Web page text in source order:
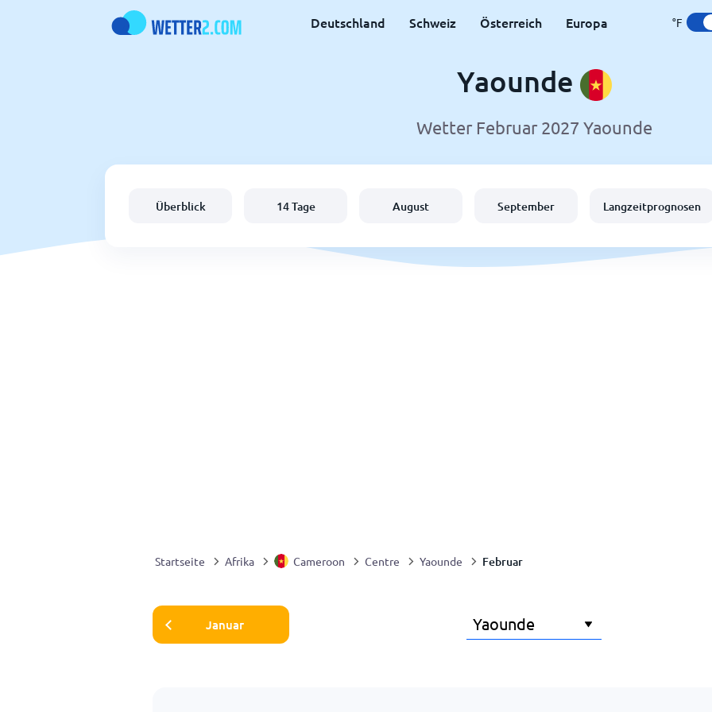
Deutschland Schweiz Österreich Europa °F
Yaounde
Wetter Februar 2027 Yaounde
Überblick 14 Tage August September Langzeitprognosen
Startseite Afrika Cameroon Centre Yaounde Februar
Januar